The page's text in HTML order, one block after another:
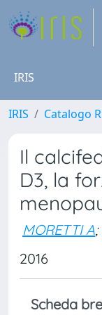
IRIS
IRIS Catalogo
Il
D3, la
MORETTI A;
2016
Scheda